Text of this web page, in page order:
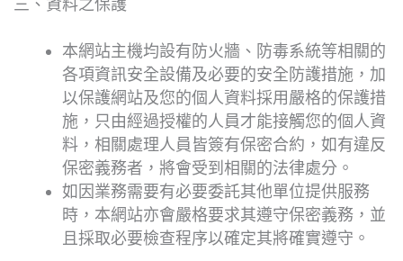
三、資料之保護
本網站主機均設有防火牆、防毒系統等相關的
各項資訊安全設備及必要的安全防護措施，加
以保護網站及您的個人資料採用嚴格的保護措
施，只由經過授權的人員才能接觸您的個人資
料，相關處理人員皆簽有保密合約，如有違反
保密義務者，將會受到相關的法律處分。
如因業務需要有必要委託其他單位提供服務
時，本網站亦會嚴格要求其遵守保密義務，並
且採取必要檢查程序以確定其將確實遵守。